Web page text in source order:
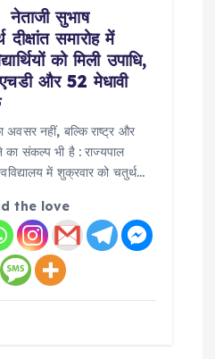
सुभाष
दीक्षांत समारोह में
को मिली उपाधि,
और 52 मेधावी
अवसर नहीं, बल्कि राष्ट्र और
का संकल्प भी है : राज्यपाल
में शुक्रवार को चतुर्थ…
the love